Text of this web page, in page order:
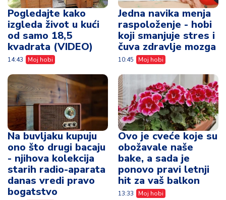
Pogledajte kako
izgleda život u kući
od samo 18,5
kvadrata (VIDEO)
14:43 Moj hobi
Jedna navika menja
raspoloženje - hobi
koji smanjuje stres i
čuva zdravlje mozga
10:45 Moj hobi
Na buvljaku kupuju
ono što drugi bacaju
- njihova kolekcija
starih radio-aparata
danas vredi pravo
bogatstvo
Ovo je cveće koje su
obožavale naše
bake, a sada je
ponovo pravi letnji
hit za vaš balkon
13:33 Moj hobi